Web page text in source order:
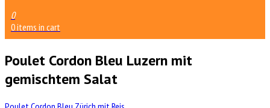
0
0 items in cart
Poulet Cordon Bleu Luzern mit
gemischtem Salat